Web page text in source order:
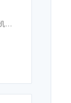
手机通讯录怎么转移到新手机？换新机必看教程